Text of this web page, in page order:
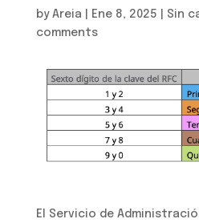
by Areia Ene 8, 2025 Sin
comments
El Servicio de